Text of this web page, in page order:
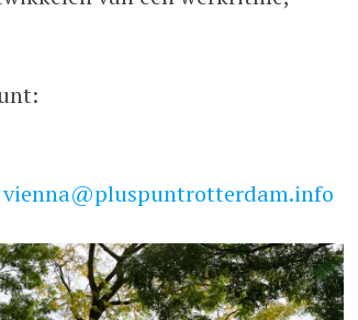
vienna@pluspuntrotterdam.info